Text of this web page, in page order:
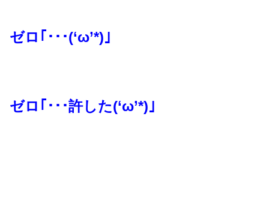
ゼロ｢･･･(‘ω’*)｣
ゼロ｢･･･許した(‘ω’*)｣